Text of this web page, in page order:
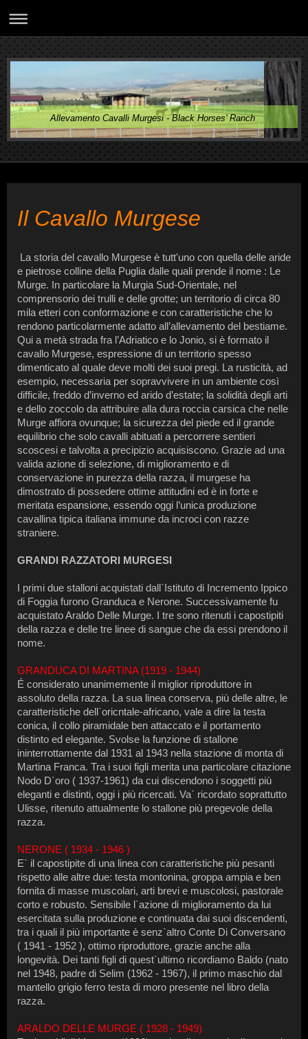
Allevamento Cavalli Murgesi - Black Horses' Ranch
Il Cavallo Murgese
La storia del cavallo Murgese è tutt'uno con quella delle aride
e pietrose colline della Puglia dalle quali prende il nome : Le
Murge. In particolare la Murgia Sud-Orientale, nel
comprensorio dei trulli e delle grotte; un territorio di circa 80
mila etteri con conformazione e con caratteristiche che lo
rendono particolarmente adatto all’allevamento del bestiame.
Qui a metà strada fra l’Adriatico e lo Jonio, si è formato il
cavallo Murgese, espressione di un territorio spesso
dimenticato al quale deve molti dei suoi pregi. La rusticità, ad
esempio, necessaria per sopravvivere in un ambiente così
difficile, freddo d’inverno ed arido d’estate; la solidità degli arti
e dello zoccolo da attribuire alla dura roccia carsica che nelle
Murge affiora ovunque; la sicurezza del piede ed il grande
equilibrio che solo cavalli abituati a percorrere sentieri
scoscesi e talvolta a precipizio acquisiscono. Grazie ad una
valida azione di selezione, di miglioramento e di
conservazione in purezza della razza, il murgese ha
dimostrato di possedere ottime attitudini ed è in forte e
meritata espansione, essendo oggi l’unica produzione
cavallina tipica italiana immune da incroci con razze
straniere.
GRANDI RAZZATORI MURGESI
I primi due stalloni acquistati dall`Istituto di Incremento Ippico
di Foggia furono Granduca e Nerone. Successivamente fu
acquistato Araldo Delle Murge. I tre sono ritenuti i capostipiti
della razza e delle tre linee di sangue che da essi prendono il
nome.
GRANDUCA DI MARTINA (1919 - 1944)
É considerato unanimemente il miglior riproduttore in
assoluto della razza. La sua linea conserva, più delle altre, le
caratteristiche dell`oricntale-africano, vale a dire la testa
conica, il collo piramidale ben attaccato e il portamento
distinto ed elegante. Svolse la funzione di stallone
ininterrottamente dal 1931 al 1943 nella stazione di monta di
Martina Franca. Tra i suoi figli merita una particolare citazione
Nodo D`oro ( 1937-1961) da cui discendono i soggetti più
eleganti e distinti, oggi i più ricercati. Va` ricordato soprattutto
Ulisse, ritenuto attualmente lo stallone più pregevole della
razza.
NERONE ( 1934 - 1946 )
E` il capostipite di una linea con caratteristiche più pesanti
rispetto alle altre due: testa montonina, groppa ampia e ben
fornita di masse muscolari, arti brevi e muscolosi, pastorale
corto e robusto. Sensibile l`azione di miglioramento da lui
esercitata sulla produzione e continuata dai suoi discendenti,
tra i quali il più importante è senz`altro Conte Di Conversano
( 1941 - 1952 ), ottimo riproduttore, grazie anche alla
longevità. Dei tanti figli di quest`ultimo ricordiamo Baldo (nato
nel 1948, padre di Selim (1962 - 1967), il primo maschio dal
mantello grigio ferro testa di moro presente nel libro della
razza.
ARALDO DELLE MURGE ( 1928 - 1949)